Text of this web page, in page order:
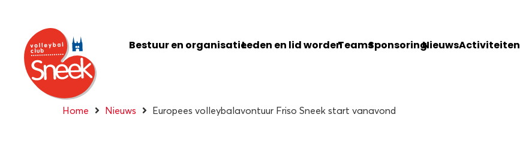
Bestuur en organisatieLeden en lid wordenTeamsSponsoringNieuwsActiviteiten
Home Nieuws Europees volleybalavontuur Friso Sneek start vanavond